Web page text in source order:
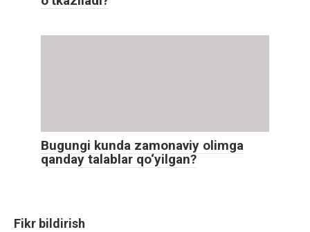
Bugungi kunda zamonaviy olimga
qanday talablar qo‘yilgan?
Fikr bildirish